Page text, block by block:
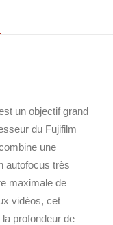
un objectif grand
du Fujifilm
une
autofocus très
maximale de
vidéos, cet
profondeur de